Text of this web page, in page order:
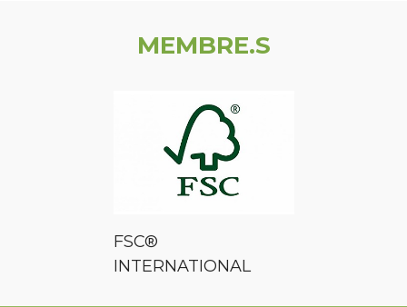
MEMBRE.S
FSC®
INTERNATIONAL